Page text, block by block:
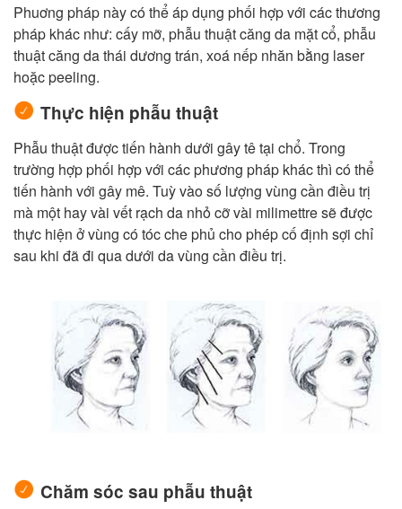
Phuơng pháp này có thể áp dụng phối hợp với các thương
pháp khác như: cấy mỡ, phẫu thuật căng da mặt cổ, phẫu
thuật căng da thái dương trán, xoá nếp nhăn bằng laser
hoặc peeling.
Thực hiện phẫu thuật
Phẫu thuật được tiến hành dưới gây tê tại chổ. Trong
trường hợp phối hợp với các phương pháp khác thì có thể
tiến hành với gây mê. Tuỳ vào số lượng vùng cần điều trị
mà một hay vài vết rạch da nhỏ cỡ vài milimettre sẽ được
thực hiện ở vùng có tóc che phủ cho phép cố định sợi chỉ
sau khi đã đi qua dưới da vùng cần điều trị.
Chăm sóc sau phẫu thuật